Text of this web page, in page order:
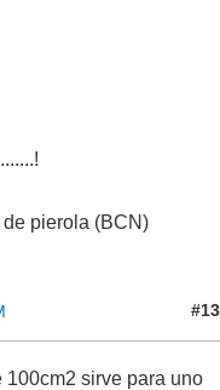
pierola (BCN)
#13
sirve para uno